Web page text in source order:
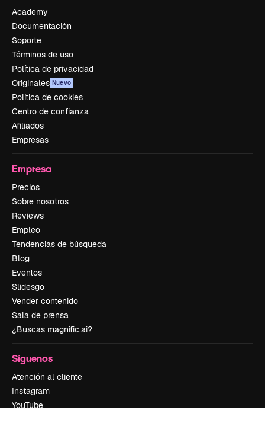
Academy
Documentación
Soporte
Términos de uso
Política de privacidad
Originales Nuevo
Política de cookies
Centro de confianza
Afiliados
Empresas
Empresa
Precios
Sobre nosotros
Reviews
Empleo
Tendencias de búsqueda
Blog
Eventos
Slidesgo
Vender contenido
Sala de prensa
¿Buscas magnific.ai?
Síguenos
Atención al cliente
Instagram
YouTube